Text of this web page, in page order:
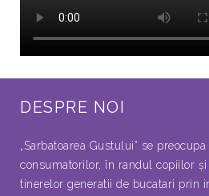
DESPRE NOI
„Sarbatoarea Gustului” se
consumatorilor, în randul copiilor
tinerelor generatii de bucatari prin